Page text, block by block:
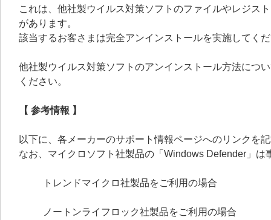
これは、他社製ウイルス対策ソフトのファイルやレジス
があります。
該当するお客さまは完全アンインストールを実施してく
他社製ウイルス対策ソフトのアンインストール方法につ
ください。
【 参考情報 】
以下に、各メーカーのサポート情報ページへのリンクを
なお、マイクロソフト社製品の「Windows Defender」
トレンドマイクロ社製品をご利用の場合
ノートンライフロック社製品をご利用の場合